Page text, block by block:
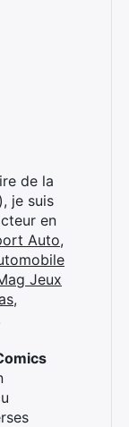
de la
je suis
en
Auto,
Jeux